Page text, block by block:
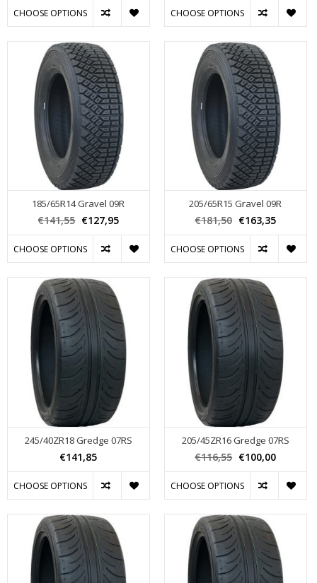
CHOOSE OPTIONS CHOOSE OPTIONS
185/65R14 Gravel 09R
€141,55 €127,95
CHOOSE OPTIONS
205/65R15 Gravel 09R
€181,50 €163,35
CHOOSE OPTIONS
245/40ZR18 Gredge 07RS
€141,85
CHOOSE OPTIONS
205/45ZR16 Gredge 07RS
€116,55 €100,00
CHOOSE OPTIONS